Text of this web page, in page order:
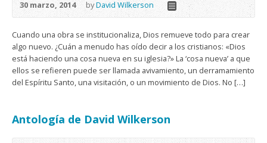
30 marzo, 2014 byDavid Wilkerson
Cuando una obra se institucionaliza, Dios remueve todo para crear
algo nuevo. ¿Cuán a menudo has oído decir a los cristianos: «Dios
está haciendo una cosa nueva en su iglesia?» La ‘cosa nueva’ a que
ellos se refieren puede ser llamada avivamiento, un derramamiento
del Espíritu Santo, una visitación, o un movimiento de Dios. No […]
Antología de David Wilkerson